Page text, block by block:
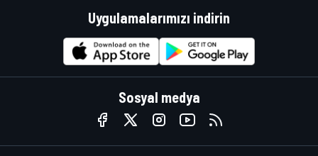
Uygulamalarımızı indirin
Sosyal medya